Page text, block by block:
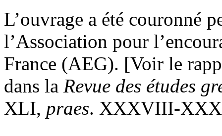
L’ouvrage a été couronné
l’Association pour
France (AEG). [Voir le
dans la Revue des études
XLI, praes. XXXVIII-